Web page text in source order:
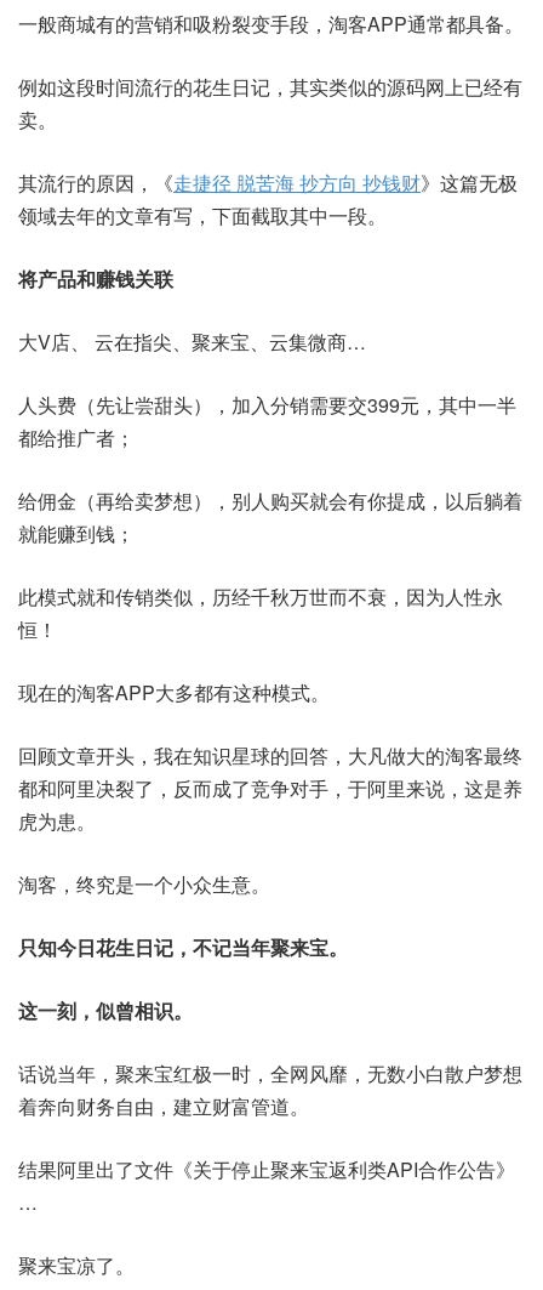
一般商城有的营销和吸粉裂变手段，淘客APP通常都具备。
例如这段时间流行的花生日记，其实类似的源码网上已经有
卖。
其流行的原因，《走捷径 脱苦海 抄方向 抄钱财》这篇无极
领域去年的文章有写，下面截取其中一段。
将产品和赚钱关联
大V店、 云在指尖、聚来宝、云集微商…
人头费（先让尝甜头），加入分销需要交399元，其中一半
都给推广者；
给佣金（再给卖梦想），别人购买就会有你提成，以后躺着
就能赚到钱；
此模式就和传销类似，历经千秋万世而不衰，因为人性永
恒！
现在的淘客APP大多都有这种模式。
回顾文章开头，我在知识星球的回答，大凡做大的淘客最终
都和阿里决裂了，反而成了竞争对手，于阿里来说，这是养
虎为患。
淘客，终究是一个小众生意。
只知今日花生日记，不记当年聚来宝。
这一刻，似曾相识。
话说当年，聚来宝红极一时，全网风靡，无数小白散户梦想
着奔向财务自由，建立财富管道。
结果阿里出了文件《关于停止聚来宝返利类API合作公告》
…
聚来宝凉了。